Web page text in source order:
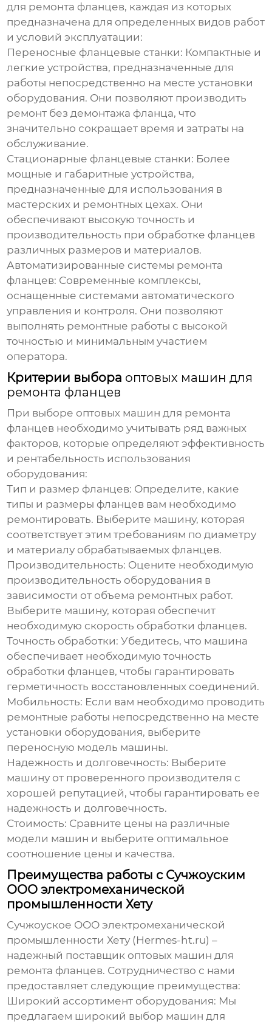
для ремонта фланцев, каждая из которых
предназначена для определенных видов работ
и условий эксплуатации:
Переносные фланцевые станки: Компактные и
легкие устройства, предназначенные для
работы непосредственно на месте установки
оборудования. Они позволяют производить
ремонт без демонтажа фланца, что
значительно сокращает время и затраты на
обслуживание.
Стационарные фланцевые станки: Более
мощные и габаритные устройства,
предназначенные для использования в
мастерских и ремонтных цехах. Они
обеспечивают высокую точность и
производительность при обработке фланцев
различных размеров и материалов.
Автоматизированные системы ремонта
фланцев: Современные комплексы,
оснащенные системами автоматического
управления и контроля. Они позволяют
выполнять ремонтные работы с высокой
точностью и минимальным участием
оператора.
Критерии выбора оптовых машин для
ремонта фланцев
При выборе оптовых машин для ремонта
фланцев необходимо учитывать ряд важных
факторов, которые определяют эффективность
и рентабельность использования
оборудования:
Тип и размер фланцев: Определите, какие
типы и размеры фланцев вам необходимо
ремонтировать. Выберите машину, которая
соответствует этим требованиям по диаметру
и материалу обрабатываемых фланцев.
Производительность: Оцените необходимую
производительность оборудования в
зависимости от объема ремонтных работ.
Выберите машину, которая обеспечит
необходимую скорость обработки фланцев.
Точность обработки: Убедитесь, что машина
обеспечивает необходимую точность
обработки фланцев, чтобы гарантировать
герметичность восстановленных соединений.
Мобильность: Если вам необходимо проводить
ремонтные работы непосредственно на месте
установки оборудования, выберите
переносную модель машины.
Надежность и долговечность: Выберите
машину от проверенного производителя с
хорошей репутацией, чтобы гарантировать ее
надежность и долговечность.
Стоимость: Сравните цены на различные
модели машин и выберите оптимальное
соотношение цены и качества.
Преимущества работы с Сучжоуским
ООО электромеханической
промышленности Хету
Сучжоуское ООО электромеханической
промышленности Хету (Hermes-ht.ru) –
надежный поставщик оптовых машин для
ремонта фланцев. Сотрудничество с нами
предоставляет следующие преимущества:
Широкий ассортимент оборудования: Мы
предлагаем широкий выбор машин для